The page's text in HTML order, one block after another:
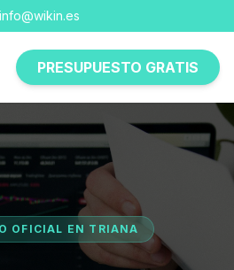
PRESUPUESTO GRATIS
OFICIAL EN TRIANA